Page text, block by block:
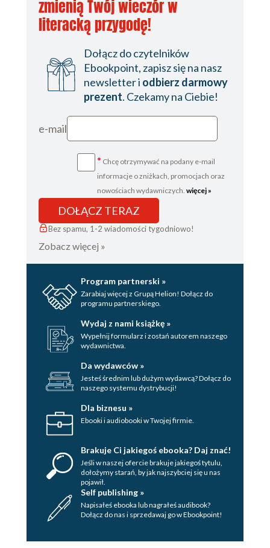
zmienią Twój wieczór w
literacką przygodę!
Dołącz do czytelników
Ebookpoint, zapisz się na nasz
newsletter i odbierz darmowy
prezent. Czekamy na Ciebie!
e-mail
* Chcę otrzymywać na podany e-mail
informacje o zniżkach, promocjach oraz
nowościach wydawniczych. więcej »
DOŁĄCZ TERAZ
Bez spamu, 1-2 wiadomości tygodniowo!
Zobacz więcej »
Program partnerski »
Zarabiaj więcej z Grupą Helion! Dołącz do
programu partnerskiego.
Wydaj z nami książkę »
Wypełnij formularz i zostań autorem naszego
wydawnictwa.
Da wydawców »
Jesteś średnim lub dużym wydawcą? Dołącz do
naszego systemu dystrybucji!
Dla biznesu »
Ebooki i audiobooki w Twojej firmie.
Brakuje Ci jakiegoś ebooka? Daj znać!
Jeśli w naszej ofercie brakuje jakiegoś tytulu,
dołożymy starań, by jak najszybciej się u nas
pojawił.
Self publishing »
Napisałeś ebooka lub nagrałeś audibook?
Dołącz do nas i sprzedawaj go w Ebookpoint!